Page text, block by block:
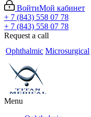
ВойтиМой кабинет
+ 7 (843) 558 07 78
+ 7 (843) 558 07 78
Request a call
Ophthalmic Microsurgical
Menu